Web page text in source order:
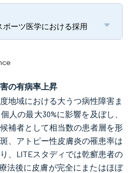
ーツ医学における採用
の有病率上昇
地域における大うつ病性障害ま
人の最大30%に影響を及ぼし、
補者として相当数の患者層を形
、アトピー性皮膚炎の罹患率は
、LITEスタディでは乾癬患者の
法後に皮膚が完全にまたはほぼ